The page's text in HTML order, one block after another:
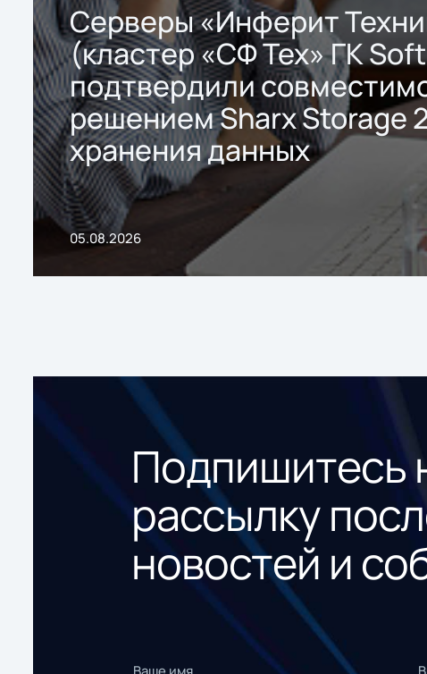
Серверы «Инферит
(кластер «СФ Тех» ГК
подтвердили
решением Sharx Storage
хранения данных
05.08.2026
Подпишитесь
рассылку
новостей и